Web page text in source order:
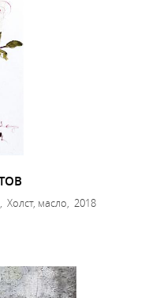
Холст, масло, 2018